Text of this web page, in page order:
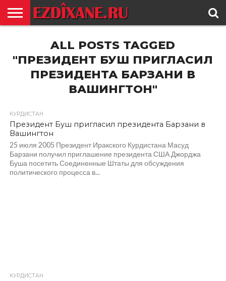
ЕЗИДИЗМ
НОВОСТИ
ИСТОРИЯ
КУЛЬТУРА
КОНТАКТALL POSTS TAGGED
"ПРЕЗИДЕНТ БУШ ПРИГЛАСИЛ
ПРЕЗИДЕНТА БАРЗАНИ В
ВАШИНГТОН"
КУРДИСТАН
Президент Буш пригласил президента Барзани в
Вашингтон
25 июля 2005 Президент Иракского Курдистана Масуд
Барзани получил приглашение президента США Джорджа
Буша посетить Соединенные Штаты для обсуждения
политического процесса в...
КУРДИСТАН